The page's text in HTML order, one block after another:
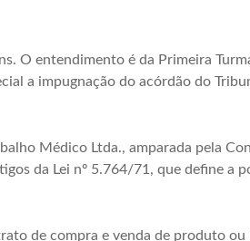
O entendimento é da Primeira
a impugnação do acórdão do
Médico Ltda., amparada pela
da Lei nº 5.764/71, que define a
de compra e venda de produto ou